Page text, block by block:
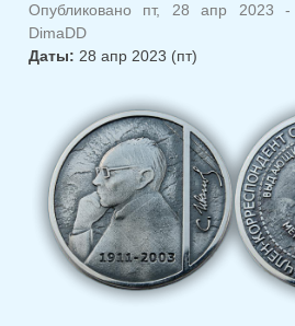
Опубликовано пт, 28 апр 2023 -
DimaDD
Даты: 28 апр 2023 (пт)